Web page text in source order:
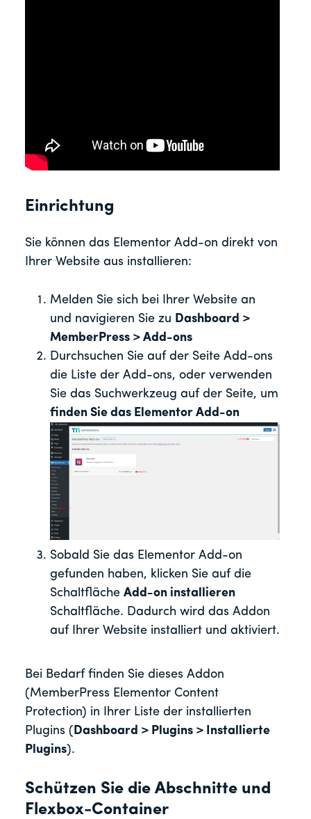
Einrichtung
Sie können das Elementor Add-on direkt von
Ihrer Website aus installieren:
Melden Sie sich bei Ihrer Website an
und navigieren Sie zu Dashboard >
MemberPress > Add-ons
Durchsuchen Sie auf der Seite Add-ons
die Liste der Add-ons, oder verwenden
Sie das Suchwerkzeug auf der Seite, um
finden Sie das Elementor Add-on
Sobald Sie das Elementor Add-on
gefunden haben, klicken Sie auf die
Schaltfläche Add-on installieren
Schaltfläche. Dadurch wird das Addon
auf Ihrer Website installiert und aktiviert.
Bei Bedarf finden Sie dieses Addon
(MemberPress Elementor Content
Protection) in Ihrer Liste der installierten
Plugins ( Dashboard > Plugins > Installierte
Plugins).
Schützen Sie die Abschnitte und
Flexbox-Container